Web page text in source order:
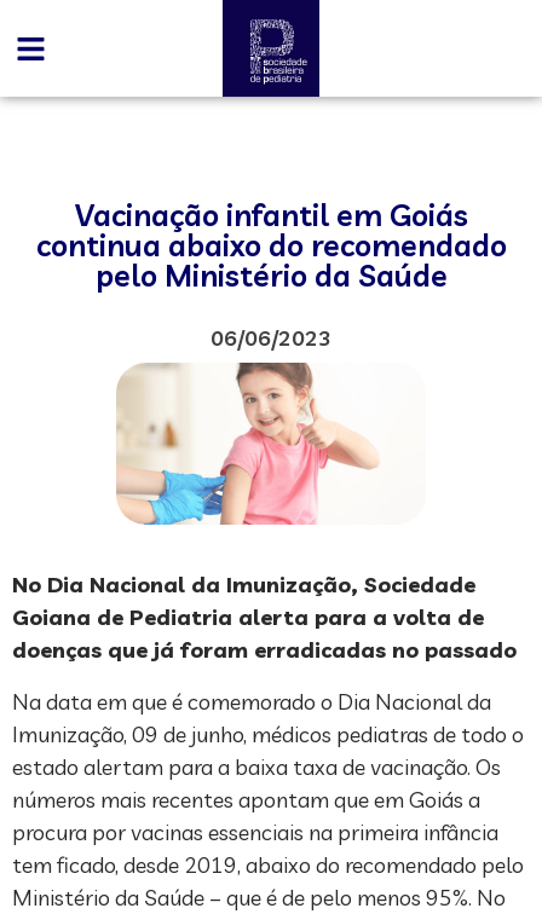
Vacinação infantil em Goiás
continua abaixo do recomendado
pelo Ministério da Saúde
06/06/2023
No Dia Nacional da Imunização, Sociedade
Goiana de Pediatria alerta para a volta de
doenças que já foram erradicadas no passado
Na data em que é comemorado o Dia Nacional da
Imunização, 09 de junho, médicos pediatras de todo o
estado alertam para a baixa taxa de vacinação. Os
números mais recentes apontam que em Goiás a
procura por vacinas essenciais na primeira infância
tem ficado, desde 2019, abaixo do recomendado pelo
Ministério da Saúde – que é de pelo menos 95%. No